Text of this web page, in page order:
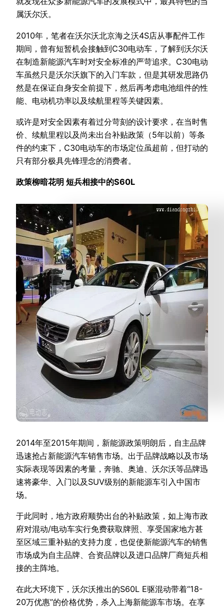
属沃尔沃。
2010年，笔者在沃尔沃北京海之沃4S店从事配件工作
期间，曾有短暂机会接触到C30电动车，了解到沃尔沃
在制造新能源汽车时对安全标准的严苛追求。C30电动
车虽然只是沃尔沃旗下的入门车款，但是其研发思路仍
然是在保证自身安全前提下，然后再考虑电池组件的性
能、电动机功率以及续航里程等关键因素。
或许是对安全因素有着过分苛刻的设计要求，在当时售
价、续航里程以及尚未出台补贴政策（5年以前）等条
件的约束下，C30电动车的市场定位虽超前，但打动的
只有部分极具先锋理念的消费者。
政策柳暗花明 短兵相接中的S60L
2014年至2015年期间，新能源政策明朗后，自主品牌
迅速抢占新能源汽车销售市场。出于品牌战略以及市场
实际表现等因素的考量，奔驰、奥迪、沃尔沃等品牌迅
速将豪华、入门以及SUV级别的新能源车引入中国市
场。
于此同时，地方政府顺势出台的补贴政策，如上海市政
府对混动/电动车实行免费获取牌照、享受国家地方甚
至区域三重补贴的支持力度，也促使新能源汽车的销售
市场成为自主品牌、合资品牌以及进口品牌厂商短兵相
接的主阵地。
在此大环境下，沃尔沃推出的S60L E驱混动带着“18-
20万优惠”的价格优势，杀入上海新能源车市场。在享